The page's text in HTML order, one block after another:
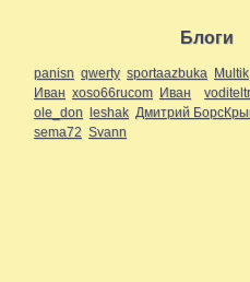
Блоги
panisn qwerty sportaazbuka Multik
Иван xoso66rucom Иван
ole_don leshak Дмитрий
sema72 Svann